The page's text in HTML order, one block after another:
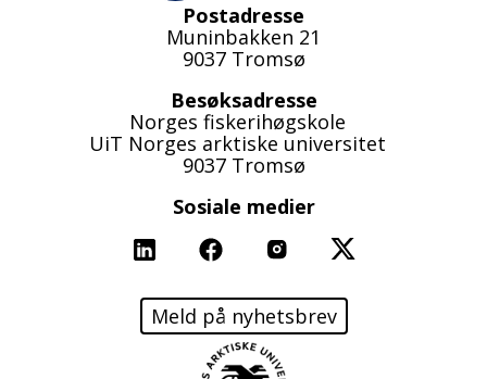
Postadresse
Muninbakken 21
9037 Tromsø
Besøksadresse
Norges fiskerihøgskole
UiT Norges arktiske universitet
9037 Tromsø
Sosiale medier
LinkedinFacebookInstagram
X
Meld på nyhetsbrev